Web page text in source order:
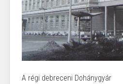
A régi debreceni Dohánygyár